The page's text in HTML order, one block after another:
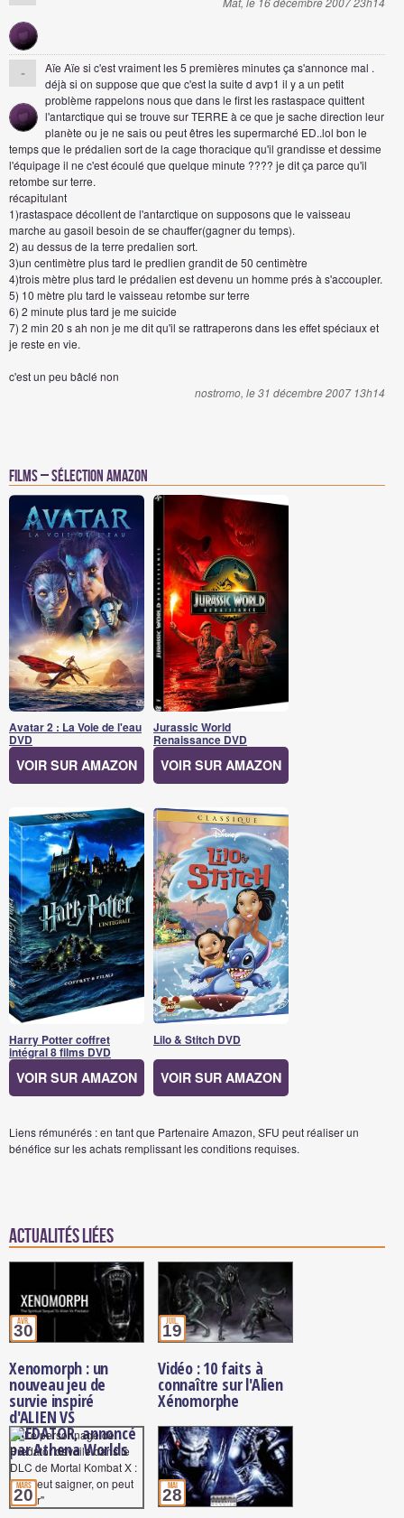
-
Aïe Aïe si c'est vraiment les 5 premières minutes ça s'annonce mal .
déjà si on suppose que que c'est la suite d avp1 il y a un petit
problème rappelons nous que dans le first les rastaspace quittent
l'antarctique qui se trouve sur TERRE à ce que je sache direction leur
planète ou je ne sais ou peut êtres les supermarché ED..lol bon le
temps que le prédalien sort de la cage thoracique qu'il grandisse et dessime
l'équipage il ne c'est écoulé que quelque minute ???? je dit ça parce qu'il
retombe sur terre.
récapitulant
1)rastaspace décollent de l'antarctique on supposons que le vaisseau
marche au gasoil besoin de se chauffer(gagner du temps).
2) au dessus de la terre predalien sort.
3)un centimètre plus tard le predlien grandit de 50 centimètre
4)trois mètre plus tard le prédalien est devenu un homme prés à s'accoupler.
5) 10 mètre plu tard le vaisseau retombe sur terre
6) 2 minute plus tard je me suicide
7) 2 min 20 s ah non je me dit qu'il se rattraperons dans les effet spéciaux et
je reste en vie.
c'est un peu bâclé non
nostromo, le 31 décembre 2007 13h14
Films – Sélection Amazon
Avatar 2 : La Voie de l'eau
DVD
VOIR SUR AMAZON
Jurassic World
Renaissance DVD
VOIR SUR AMAZON
Harry Potter coffret
intégral 8 films DVD
VOIR SUR AMAZON
Lilo & Stitch DVD
VOIR SUR AMAZON
Liens rémunérés : en tant que Partenaire Amazon, SFU peut réaliser un
bénéfice sur les achats remplissant les conditions requises.
Actualités Liées
avr.
30
Xenomorph : un
nouveau jeu de
survie inspiré
d'ALIEN VS
PREDATOR, annoncé
par Athena Worlds
juil.
19
Vidéo : 10 faits à
connaître sur l'Alien
Xénomorphe
mars
20 mai
28